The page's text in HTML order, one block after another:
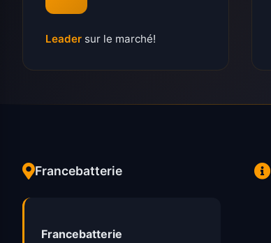
Leader sur le marché!
Francebatterie
Francebatterie